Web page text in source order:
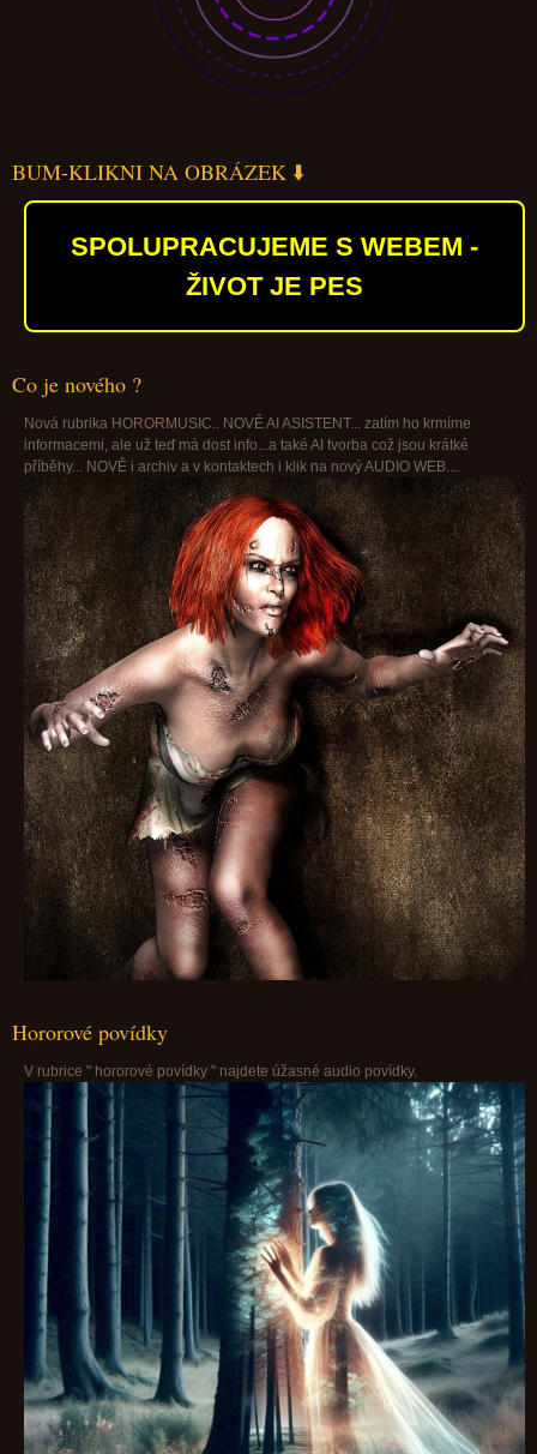
BUM-KLIKNI NA OBRÁZEK ⬇️
SPOLUPRACUJEME S WEBEM -
ŽIVOT JE PES
Co je nového ?
Nová rubrika HORORMUSIC.. NOVĚ AI ASISTENT... zatím ho krmíme
informacemi, ale už teď má dost info...a také AI tvorba což jsou krátké
příběhy... NOVĚ i archiv a v kontaktech i klik na nový AUDIO WEB....
Hororové povídky
V rubrice " hororové povídky " najdete úžasné audio povídky.